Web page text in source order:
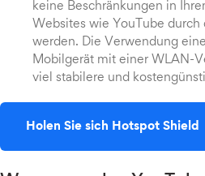
keine Beschränkungen in
Websites wie YouTube durch
werden. Die Verwendung
Mobilgerät mit einer WLAN-
viel stabilere und
Holen Sie sich Hotspot Shield